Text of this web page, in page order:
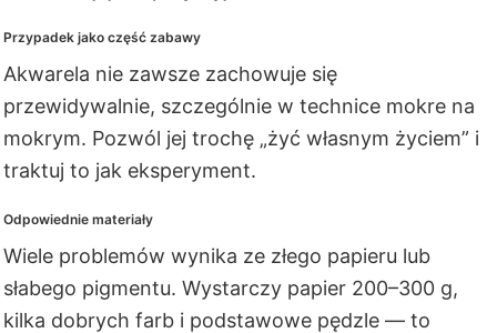
Przypadek jako część zabawy
Akwarela nie zawsze zachowuje się
przewidywalnie, szczególnie w technice mokre na
mokrym. Pozwól jej trochę „żyć własnym życiem” i
traktuj to jak eksperyment.
Odpowiednie materiały
Wiele problemów wynika ze złego papieru lub
słabego pigmentu. Wystarczy papier 200–300 g,
kilka dobrych farb i podstawowe pędzle — to